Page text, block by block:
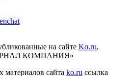
на сайте Ko.ru,
КОМПАНИЯ»
сайта ko.ru ссылка